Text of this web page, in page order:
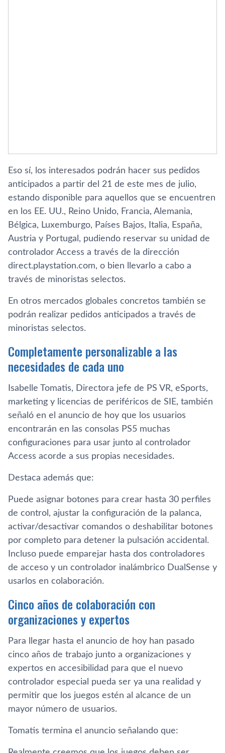
Eso sí, los interesados podrán hacer sus pedidos
anticipados a partir del 21 de este mes de julio,
estando disponible para aquellos que se encuentren
en los EE. UU., Reino Unido, Francia, Alemania,
Bélgica, Luxemburgo, Países Bajos, Italia, España,
Austria y Portugal, pudiendo reservar su unidad de
controlador Access a través de la dirección
direct.playstation.com, o bien llevarlo a cabo a
través de minoristas selectos.
En otros mercados globales concretos también se
podrán realizar pedidos anticipados a través de
minoristas selectos.
Completamente personalizable a las
necesidades de cada uno
Isabelle Tomatis, Directora jefe de PS VR, eSports,
marketing y licencias de periféricos de SIE, también
señaló en el anuncio de hoy que los usuarios
encontrarán en las consolas PS5 muchas
configuraciones para usar junto al controlador
Access acorde a sus propias necesidades.
Destaca además que:
Puede asignar botones para crear hasta 30 perfiles
de control, ajustar la configuración de la palanca,
activar/desactivar comandos o deshabilitar botones
por completo para detener la pulsación accidental.
Incluso puede emparejar hasta dos controladores
de acceso y un controlador inalámbrico DualSense y
usarlos en colaboración.
Cinco años de colaboración con
organizaciones y expertos
Para llegar hasta el anuncio de hoy han pasado
cinco años de trabajo junto a organizaciones y
expertos en accesibilidad para que el nuevo
controlador especial pueda ser ya una realidad y
permitir que los juegos estén al alcance de un
mayor número de usuarios.
Tomatis termina el anuncio señalando que: